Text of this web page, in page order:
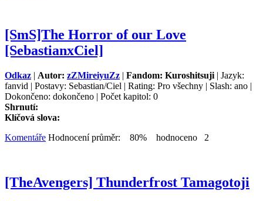
[SmS]The Horror of our Love
[SebastianxCiel]
Odkaz | Autor: zZMireiyuZz | Fandom: Kuroshitsuji | Jazyk:
fanvid | Postavy: Sebastian/Ciel | Rating: Pro všechny | Slash: ano |
Dokončeno: dokončeno | Počet kapitol: 0
Shrnutí:
Klíčová slova:
Komentáře Hodnocení průměr: 80% hodnoceno 2
[TheAvengers] Thunderfrost Tamagotoji